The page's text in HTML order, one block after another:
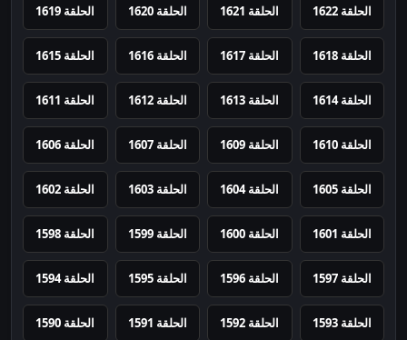
الحلقة 1622 الحلقة 1621 الحلقة 1620 الحلقة 1619
الحلقة 1618 الحلقة 1617 الحلقة 1616 الحلقة 1615
الحلقة 1614 الحلقة 1613 الحلقة 1612 الحلقة 1611
الحلقة 1610 الحلقة 1609 الحلقة 1607 الحلقة 1606
الحلقة 1605 الحلقة 1604 الحلقة 1603 الحلقة 1602
الحلقة 1601 الحلقة 1600 الحلقة 1599 الحلقة 1598
الحلقة 1597 الحلقة 1596 الحلقة 1595 الحلقة 1594
الحلقة 1593 الحلقة 1592 الحلقة 1591 الحلقة 1590